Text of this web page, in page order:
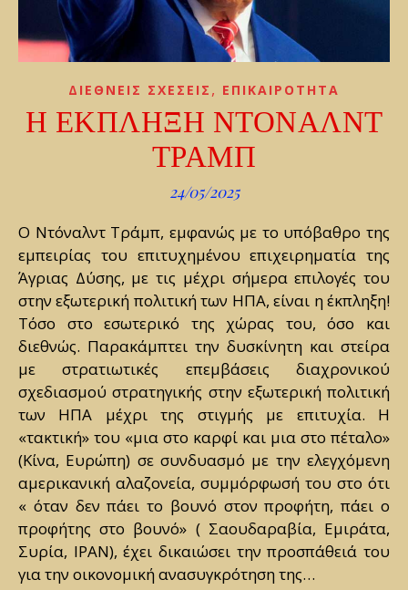
ΔΙΕΘΝΕΙΣ ΣΧΕΣΕΙΣ , ΕΠΙΚΑΙΡΟΤΗΤΑ
Η ΕΚΠΛΗΞΗ ΝΤΟΝΑΛΝΤ
ΤΡΑΜΠ
24/05/2025
Ο Ντόναλντ Τράμπ, εμφανώς με το υπόβαθρο της
εμπειρίας του επιτυχημένου επιχειρηματία της
Άγριας Δύσης, με τις μέχρι σήμερα επιλογές του
στην εξωτερική πολιτική των ΗΠΑ, είναι η έκπληξη!
Τόσο στο εσωτερικό της χώρας του, όσο και
διεθνώς. Παρακάμπτει την δυσκίνητη και στείρα
με στρατιωτικές επεμβάσεις διαχρονικού
σχεδιασμού στρατηγικής στην εξωτερική πολιτική
των ΗΠΑ μέχρι της στιγμής με επιτυχία. Η
«τακτική» του «μια στο καρφί και μια στο πέταλο»
(Κίνα, Ευρώπη) σε συνδυασμό με την ελεγχόμενη
αμερικανική αλαζονεία, συμμόρφωσή του στο ότι
« όταν δεν πάει το βουνό στον προφήτη, πάει ο
προφήτης στο βουνό» ( Σαουδαραβία, Εμιράτα,
Συρία, ΙΡΑΝ), έχει δικαιώσει την προσπάθειά του
για την οικονομική ανασυγκρότηση της…